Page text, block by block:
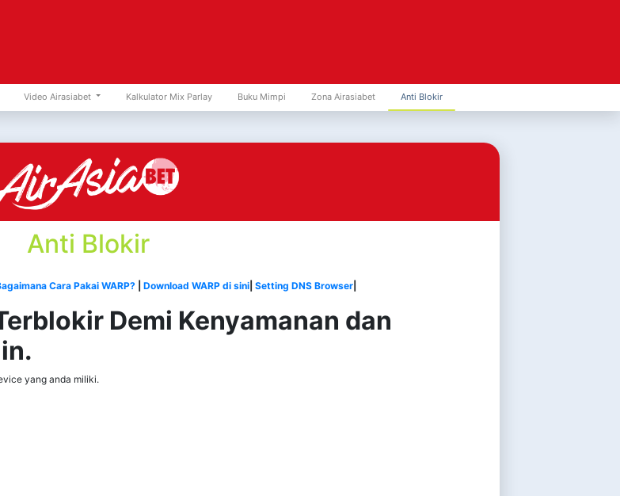
Video Airasiabet Kalkulator Mix Parlay Buku Mimpi Zona Airasiabet Anti Blokir
Anti Blokir
Cara Pakai WARP?| Download WARP di sini| Setting DNS Browser|
Demi Kenyamanan dan
yang anda miliki.